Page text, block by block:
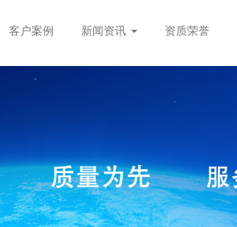
客户案例 新闻资讯 资质荣誉